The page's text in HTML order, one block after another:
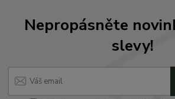
Nepropásněte
slevy!